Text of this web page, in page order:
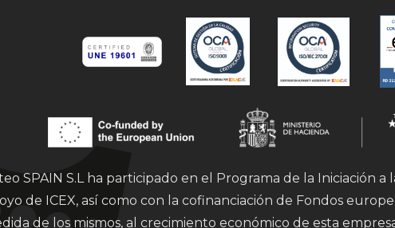
SPAIN S.L ha participado en el Programa de la Iniciación
de ICEX, así como con la cofinanciación de Fondos
de los mismos, al crecimiento económico de esta